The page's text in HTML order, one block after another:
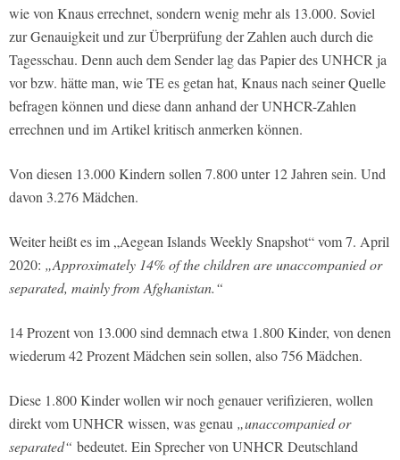
wie von Knaus errechnet, sondern wenig mehr als 13.000. Soviel
zur Genauigkeit und zur Überprüfung der Zahlen auch durch die
Tagesschau. Denn auch dem Sender lag das Papier des UNHCR ja
vor bzw. hätte man, wieTEes getan hat, Knaus nach seiner Quelle
befragen können und diese dann anhand der UNHCR-Zahlen
errechnen und im Artikel kritisch anmerken können.
Von diesen 13.000 Kindern sollen 7.800 unter 12 Jahren sein. Und
davon 3.276 Mädchen.
Weiter heißt es im „Aegean Islands Weekly Snapshot“ vom 7. April
2020: „Approximately 14% of the children are unaccompanied or
separated, mainly from Afghanistan.“
14 Prozent von 13.000 sind demnach etwa 1.800 Kinder, von denen
wiederum 42 Prozent Mädchen sein sollen, also 756 Mädchen.
Diese 1.800 Kinder wollen wir noch genauer verifizieren, wollen
direkt vom UNHCR wissen, was genau „unaccompanied or
separated“ bedeutet. Ein Sprecher von UNHCR Deutschland